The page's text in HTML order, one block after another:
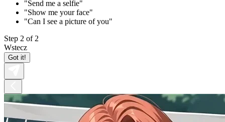
"Send me a selfie"
"Show me your face"
"Can I see a picture of you"
Step 2 of 2
Wstecz
Got it!